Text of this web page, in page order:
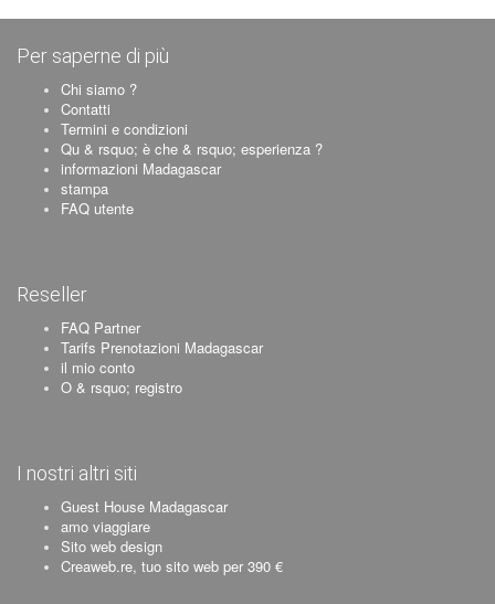
Per saperne di più
Chi siamo ?
Contatti
Termini e condizioni
Qu & rsquo; è che & rsquo; esperienza ?
informazioni Madagascar
stampa
FAQ utente
Reseller
FAQ Partner
Tarifs Prenotazioni Madagascar
il mio conto
O & rsquo; registro
I nostri altri siti
Guest House Madagascar
amo viaggiare
Sito web design
Creaweb.re, tuo sito web per 390 €